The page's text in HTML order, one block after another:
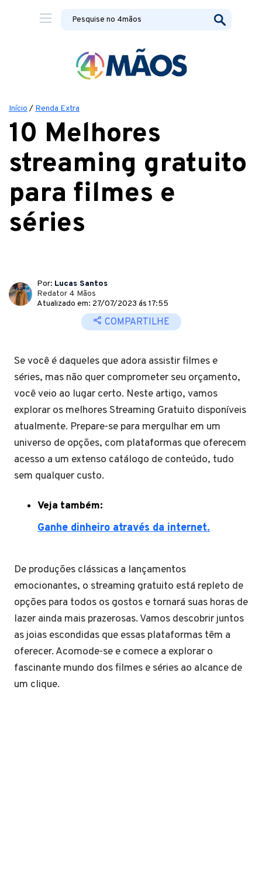
Início / Renda Extra
10 Melhores
streaming gratuito
para filmes e
séries
Por: Lucas Santos
Redator 4 Mãos
Atualizado em: 27/07/2023 ás 17:55
COMPARTILHE
Se você é daqueles que adora assistir filmes e
séries, mas não quer comprometer seu orçamento,
você veio ao lugar certo. Neste artigo, vamos
explorar os melhores Streaming Gratuito disponíveis
atualmente. Prepare-se para mergulhar em um
universo de opções, com plataformas que oferecem
acesso a um extenso catálogo de conteúdo, tudo
sem qualquer custo.
Veja também:
Ganhe dinheiro através da internet.
De produções clássicas a lançamentos
emocionantes, o streaming gratuito está repleto de
opções para todos os gostos e tornará suas horas de
lazer ainda mais prazerosas. Vamos descobrir juntos
as joias escondidas que essas plataformas têm a
oferecer. Acomode-se e comece a explorar o
fascinante mundo dos filmes e séries ao alcance de
um clique.